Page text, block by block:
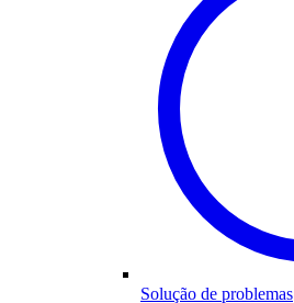
Solução de problemas